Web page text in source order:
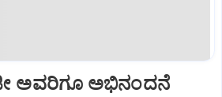
ಅವರಿಗೂ ಅಭಿನಂದನೆ